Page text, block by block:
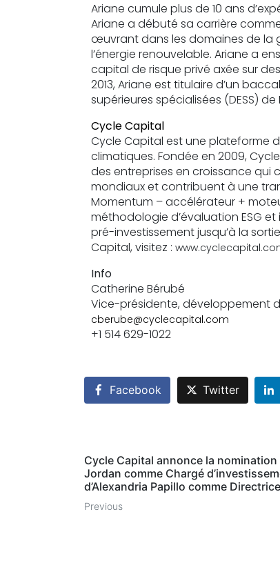
Ariane cumule plus de 10 ans
Ariane a débuté sa carrière
œuvrant dans les domaines de la
l’énergie renouvelable. Ariane a
capital de risque privé axée sur
2013, Ariane est titulaire d’un
supérieures spécialisées (DESS) de
Cycle Capital
Cycle Capital est une plateforme
climatiques. Fondée en 2009,
des entreprises en croissance qui
mondiaux et contribuent à une
Momentum – accélérateur +
méthodologie d’évaluation ESG
pré-investissement jusqu’à la
Capital, visitez :
Info
Catherine Bérubé
Vice-présidente, développement
cberube@cyclecapital.com
+1 514 629-1022
Facebook Twitter
Cycle Capital annonce la nomination
Jordan comme Chargé
d’Alexandria Papillo comme
Previous